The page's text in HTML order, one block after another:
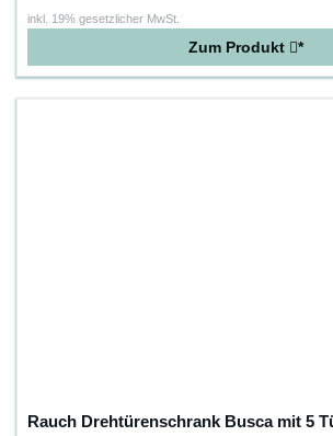
inkl. 19% gesetzlicher MwSt.
Zum Produkt *
Rauch Drehtürenschrank Busca mit 5